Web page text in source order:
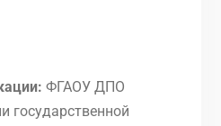
ФГАОУ ДПО
государственной